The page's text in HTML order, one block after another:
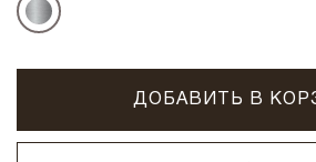
ДОБАВИТЬ В